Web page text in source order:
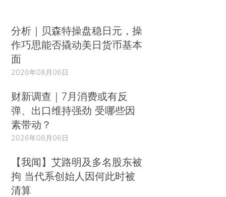
分析｜贝森特操盘稳日元，操
作巧思能否撬动美日货币基本
面
2026年08月06日
财新调查｜7月消费或有反
弹、出口维持强劲 受哪些因
素带动？
2026年08月06日
【我闻】艾路明及多名股东被
拘 当代系创始人因何此时被
清算